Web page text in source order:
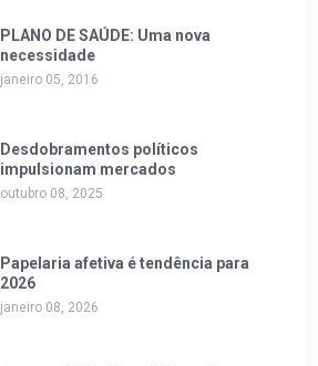
PLANO DE SAÚDE: Uma nova
necessidade
janeiro 05, 2016
Desdobramentos políticos
impulsionam mercados
outubro 08, 2025
Papelaria afetiva é tendência para
2026
janeiro 08, 2026